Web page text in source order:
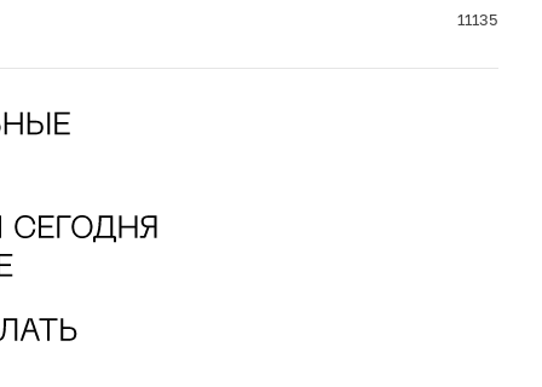
11135